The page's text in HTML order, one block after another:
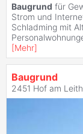
Baugrund für
Strom und
Schladming mit
[Mehr]
Baugrund
2451 Hof am